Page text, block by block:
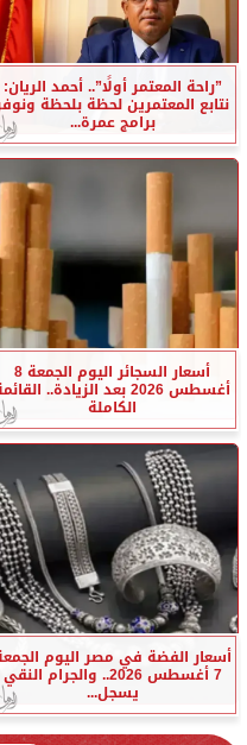
”راحة المعتمر أولًا”.. أحمد الريان:
نتابع المعتمرين لحظة بلحظة
برامج عمرة...
أسعار السجائر اليوم الجمعة 8
أغسطس 2026 بعد الزيادة..
الكاملة
أسعار الفضة في مصر اليوم
7 أغسطس 2026.. والجرام النقي
يسجل...